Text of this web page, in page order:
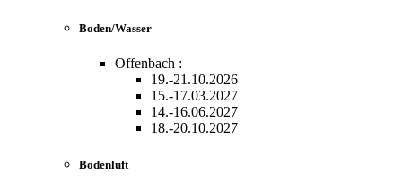
Boden/Wasser
Offenbach :
19.-21.10.2026
15.-17.03.2027
14.-16.06.2027
18.-20.10.2027
Bodenluft